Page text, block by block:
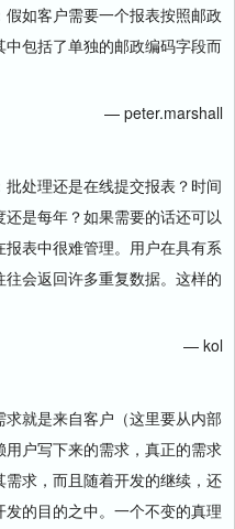
如客户需要一个报表按照邮政
包括了单独的邮政编码字段而
— peter.marshall
处理还是在线提交报表？时间
是每年？如果需要的话还可以
表中很难管理。用户在具有系
会返回许多重复数据。这样的
— kol
就是来自客户（这里要从内部
户写下来的需求，真正的需求
求，而且随着开发的继续，还
的目的之中。一个不变的真理